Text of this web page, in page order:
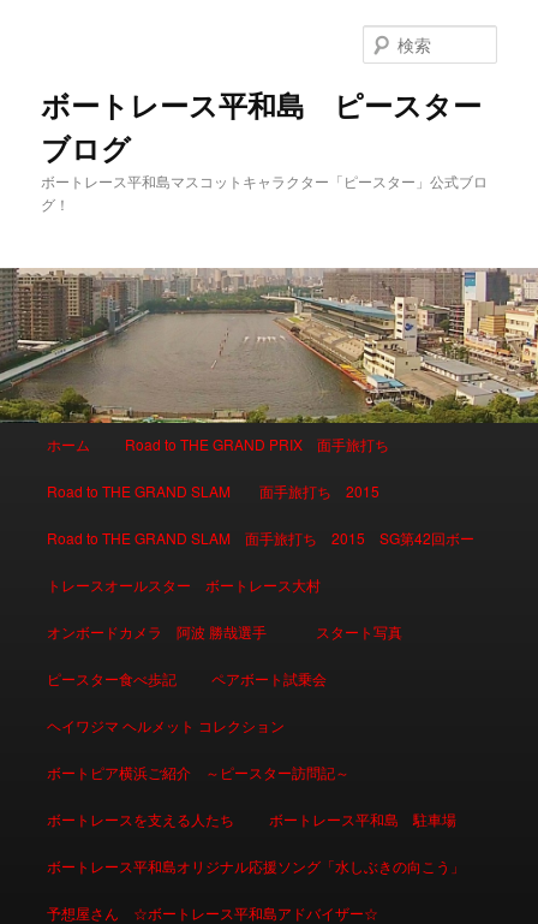
ボートレース平和島 ピースター
ブログ
ボートレース平和島マスコットキャラクター「ピースター」公式ブロ
グ！
索
メインコンテンツへ移動
サブコンテンツへ移動
ホーム Road to THE GRAND PRIX 面手旅打ち
Road to THE GRAND SLAM 面手旅打ち 2015
Road to THE GRAND SLAM 面手旅打ち 2015 SG第42回ボー
トレースオールスター ボートレース大村
オンボードカメラ 阿波 勝哉選手 スタート写真
ピースター食べ歩記 ペアボート試乗会
ヘイワジマ ヘルメット コレクション
ボートピア横浜ご紹介 ～ピースター訪問記～
ボートレースを支える人たち ボートレース平和島 駐車場
ボートレース平和島オリジナル応援ソング「水しぶきの向こう」
予想屋さん ☆ボートレース平和島アドバイザー☆